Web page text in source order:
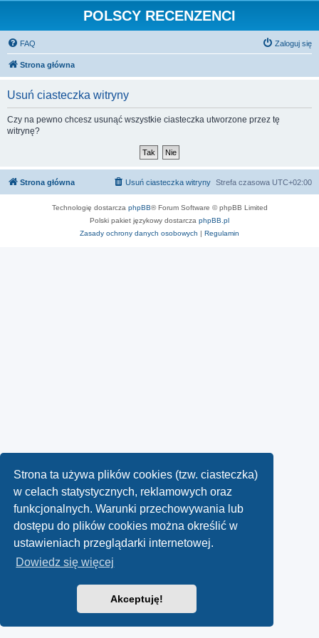
Strona ta używa plików cookies (tzw. ciasteczka)
w celach statystycznych, reklamowych oraz
funkcjonalnych. Warunki przechowywania lub
dostępu do plików cookies można określić w
ustawieniach przeglądarki internetowej.
Dowiedz się więcej
Akceptuję!
POLSCY RECENZENCI
FAQ Zaloguj się
Strona główna
Usuń ciasteczka witryny
Czy na pewno chcesz usunąć wszystkie ciasteczka utworzone przez tę
witrynę?
Strona główna Strefa czasowa UTC+02:00
Usuń ciasteczka witryny
Technologię dostarcza phpBB® Forum Software © phpBB Limited
Polski pakiet językowy dostarcza phpBB.pl
Zasady ochrony danych osobowych | Regulamin